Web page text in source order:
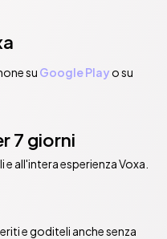
su Google Playo su
7 giorni
all'intera esperienza Voxa.
e goditeli anche senza